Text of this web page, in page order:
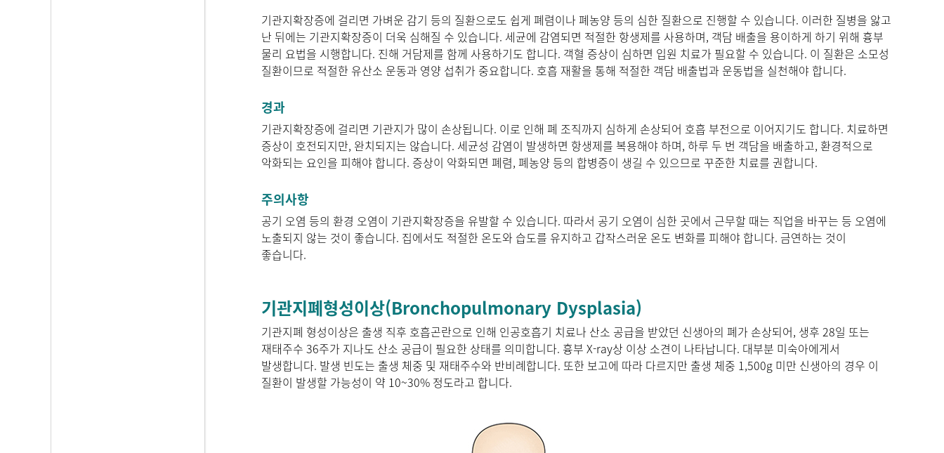
기관지확장증에 걸리면 가벼운 감기 등의 질환으로도 쉽게 폐렴이나 폐농양 등의 심한 질환으로 진행할 수 있습니다. 이러한 질병을 앓고
난 뒤에는 기관지확장증이 더욱 심해질 수 있습니다. 세균에 감염되면 적절한 항생제를 사용하며, 객담 배출을 용이하게 하기 위해 흉부
물리 요법을 시행합니다. 진해 거담제를 함께 사용하기도 합니다. 객혈 증상이 심하면 입원 치료가 필요할 수 있습니다. 이 질환은 소모성
질환이므로 적절한 유산소 운동과 영양 섭취가 중요합니다. 호흡 재활을 통해 적절한 객담 배출법과 운동법을 실천해야 합니다.
경과
기관지확장증에 걸리면 기관지가 많이 손상됩니다. 이로 인해 폐 조직까지 심하게 손상되어 호흡 부전으로 이어지기도 합니다. 치료하면
증상이 호전되지만, 완치되지는 않습니다. 세균성 감염이 발생하면 항생제를 복용해야 하며, 하루 두 번 객담을 배출하고, 환경적으로
악화되는 요인을 피해야 합니다. 증상이 악화되면 폐렴, 폐농양 등의 합병증이 생길 수 있으므로 꾸준한 치료를 권합니다.
주의사항
공기 오염 등의 환경 오염이 기관지확장증을 유발할 수 있습니다. 따라서 공기 오염이 심한 곳에서 근무할 때는 직업을 바꾸는 등 오염에
노출되지 않는 것이 좋습니다. 집에서도 적절한 온도와 습도를 유지하고 갑작스러운 온도 변화를 피해야 합니다. 금연하는 것이
좋습니다.
기관지폐형성이상(Bronchopulmonary Dysplasia)
기관지폐 형성이상은 출생 직후 호흡곤란으로 인해 인공호흡기 치료나 산소 공급을 받았던 신생아의 폐가 손상되어, 생후 28일 또는
재태주수 36주가 지나도 산소 공급이 필요한 상태를 의미합니다. 흉부 X-ray상 이상 소견이 나타납니다. 대부분 미숙아에게서
발생합니다. 발생 빈도는 출생 체중 및 재태주수와 반비례합니다. 또한 보고에 따라 다르지만 출생 체중 1,500g 미만 신생아의 경우 이
질환이 발생할 가능성이 약 10~30% 정도라고 합니다.